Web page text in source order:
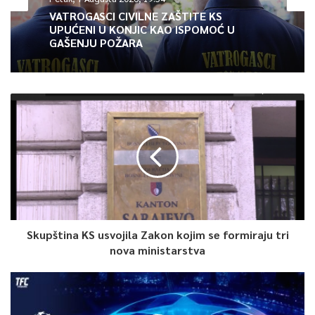
Skupština Kantona Sarajevo danas je također usvojila Zakon o
izmjenama i dopunama Zakona o organizaciji i djelokrugu
organa uprave i upravnih organizacija Kantona Sarajevo.
Ovaj zakon prvi put je donesen u decembru 2020. godine da bi
odmah nakon toga, po apelaciji premijera FBiH, bio upućen na
ocjenu ustavnosti. Ustavni sud FBiH donio je presudu kojom je
utvrđeno da navedeni zakon nije u skladu s Ustavom FBiH,
odnosno da prilikom njegovog usvajanja nisu ispoštovane sve
procedure, tj. da nije proveden u skladu s Poslovnikom
Skupštine KS, saopćeno je iz Službi za protokol i press KS.
0
Article Rating
VATROGASCI CIVILNE ZAŠTITE KS
UPUĆENI U KONJIC KAO ISPOMOĆ U
GAŠENJU POŽARA
Skupština KS usvojila Zakon kojim se formiraju tri
nova ministarstva